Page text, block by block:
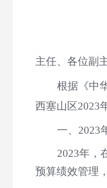
主任、各位副
根据《中
西塞山区2023
一、2023
2023年，
预算绩效管理